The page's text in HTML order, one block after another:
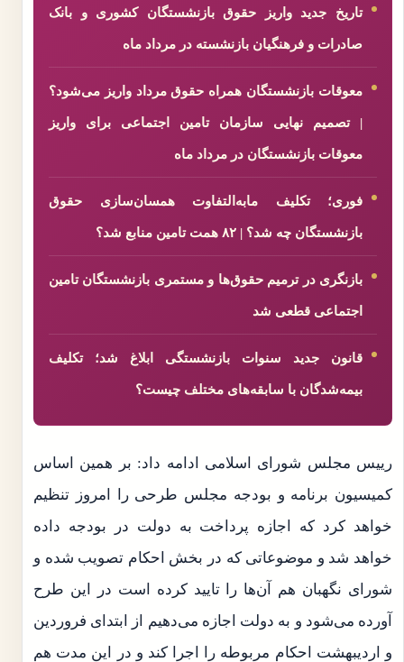
تاریخ جدید واریز حقوق بازنشستگان کشوری و بانک
صادرات و فرهنگیان بازنشسته در مرداد ماه
معوقات بازنشستگان همراه حقوق مرداد واریز می‌شود؟
| تصمیم نهایی سازمان تامین اجتماعی برای واریز
معوقات بازنشستگان در مرداد ماه
فوری؛ تکلیف مابه‌التفاوت همسان‌سازی حقوق
بازنشستگان چه شد؟ | ۸۲ همت تامین منابع شد؟
بازنگری در ترمیم حقوق‌ها و مستمری بازنشستگان تامین
اجتماعی قطعی شد
قانون جدید سنوات بازنشستگی ابلاغ شد؛ تکلیف
بیمه‌شدگان با سابقه‌های مختلف چیست؟
رییس مجلس شورای اسلامی ادامه داد: بر همین اساس
کمیسیون برنامه و بودجه مجلس طرحی را امروز تنظیم
خواهد کرد که اجازه پرداخت به دولت در بودجه داده
خواهد شد و موضوعاتی که در بخش احکام تصویب شده و
شورای نگهبان هم آن‌ها را تایید کرده است در این طرح
آورده می‌شود و به دولت اجازه می‌دهیم از ابتدای فروردین
و اردیبهشت احکام مربوطه را اجرا کند و در این مدت هم